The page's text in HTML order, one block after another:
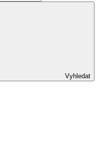
Vyhledat